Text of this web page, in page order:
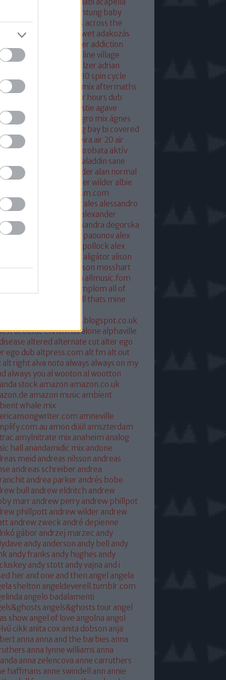
achtung baby
acoustic christmas across the
actress ac wet adakozás
adam weissler addiction
adrenaline
adrenaline village
adrian hielholzer adrian
ae10 spin cycle
afghan surgery mix aftermaths
after hours dub
agatha christie agave
agent orange aggro mix ágnes
ahk toong bay bi covered
berry airto moreira air 20 air
aix les baines akrobata aktív
aladdin sane
alan mcgee alan moulder alan normal
wilder
alber wilder albie
albumism.com
alejandro morales alessandro
alexander kowalski
alexander
alexander ridha
alexandra degorska
savior
alexandre paounov alex
alex pollock alex
aligátor alison
alkohol
allison mosshart
allmusic.com allmusic.fom
all hallows templom all of
all thats mine
acoustic christmasalone alphaville
altered alternate cut alter ego
ego dub altpress.com alt fm alt out
alt right alva noto always always on my
always you al wooton al wootton
stock amazon amazon.co.uk
amazon music ambient
whale mix
amneville
amon düül amszterdam
amylnitrate mix anaheim analog
hall
anandamidic mix andone
meid andreas nilsson andreas
andreas schreiber andrea
andrea parker andrés bobe
bull
andrew eldritch andrew
marr andrew perry andrew phillpot
phillpott andrew wilder andrew
andrew zweck andré depienne
gábor andrzej marzec andy
andy anderson andy bell
andy
andy franks andy hughes andy
andy stott andy vajna and i
her and one and then angel angela
shelton angeldeverell.tumblr.com
angelo badalamenti
angels&ghosts tour angel
show angel of love angolna angol
cikk anita cox anita dobson anja
anna anna and the barbies anna
anna lynne williams anna
anna zelencova anne carruthers
haffmans anne swindell
ann annie